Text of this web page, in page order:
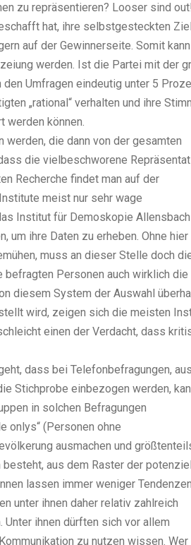
zu repräsentieren? Looser sind
hat, ihre selbstgesteckten
auf der Gewinnerseite. Somit
werden. Ist die Partei mit der
Umfragen eindeutig unter 5
„rational“ verhalten und ihre
werden können.
werden, die dann von der gesamten
die vielbeschworene
Recherche findet man auf der
meist nur sehr wage
Institut für Demoskopie Allensbach
um ihre Daten zu erheben. Ohne hier
muss an dieser Stelle doch
Personen auch wirklich die
diesem System der Auswahl
wird, zeigen sich die meisten
einen der Verdacht, dass
dass bei Telefonbefragungen, aus
Stichprobe einbezogen werden,
in solchen Befragungen
onlys“ (Personen ohne
ausmachen und
aus dem Raster der
lassen immer weniger
unter ihnen daher relativ zahlreich
ihnen dürften sich vor allem
zu nutzen wissen. Wer